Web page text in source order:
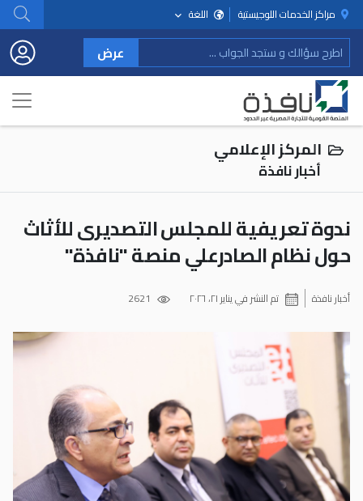
مراكز الخدمات اللوجيستية اللغة
عرض
المركز الإعلامي
أخبار نافذة
ندوة تعريفية للمجلس التصديرى للأثاث
حول نظام الصادرعلي منصة "نافذة"
أخبار نافذة تم النشر فييناير ٢١، ٢٠٢٦ 2621